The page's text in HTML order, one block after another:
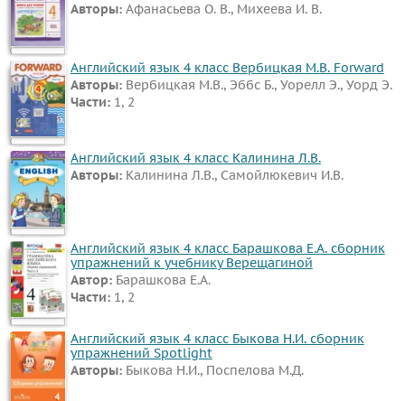
Авторы: Афанасьева О. В., Михеева И. В.
Английский язык 4 класс Вербицкая М.В. Forward
Авторы: Вербицкая М.В., Эббс Б., Уорелл Э., Уорд Э.
Части: 1, 2
Английский язык 4 класс Калинина Л.В.
Авторы: Калинина Л.В., Самойлюкевич И.В.
Английский язык 4 класс Барашкова Е.А. сборник
упражнений к учебнику Верещагиной
Автор: Барашкова Е.А.
Части: 1, 2
Английский язык 4 класс Быкова Н.И. сборник
упражнений Spotlight
Авторы: Быкова Н.И., Поспелова М.Д.